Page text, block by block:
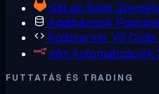
GitLab Saját
Adatbázisok
Kódszerver VS
n8n Automatizációk
FUTTATÁS ÉS TRADING